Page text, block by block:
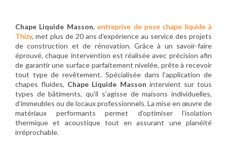
Chape Liquide Masson,entreprise de pose chape liquide à
Thizy, met plus de 20 ans d’expérience au service des projets
de construction et de rénovation. Grâce à un savoir-faire
éprouvé, chaque intervention est réalisée avec précision afin
de garantir une surface parfaitement nivelée, prête à recevoir
tout type de revêtement. Spécialisée dans l’application de
chapes fluides, Chape Liquide Masson intervient sur tous
types de bâtiments, qu’il s’agisse de maisons individuelles,
d’immeubles ou de locaux professionnels. La mise en œuvre de
matériaux performants permet d’optimiser l’isolation
thermique et acoustique tout en assurant une planéité
irréprochable.